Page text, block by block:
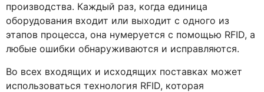
производства. Каждый раз, когда единица
оборудования входит или выходит с одного из
этапов процесса, она нумеруется с помощью RFID, а
любые ошибки обнаруживаются и исправляются.
Во всех входящих и исходящих поставках может
использоваться технология RFID, которая